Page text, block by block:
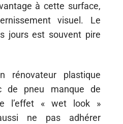
à cette surface,
visuel. Le
jours est souvent pire
rénovateur plastique
de pneu manque de
l’effet « wet look »
ne pas adhérer